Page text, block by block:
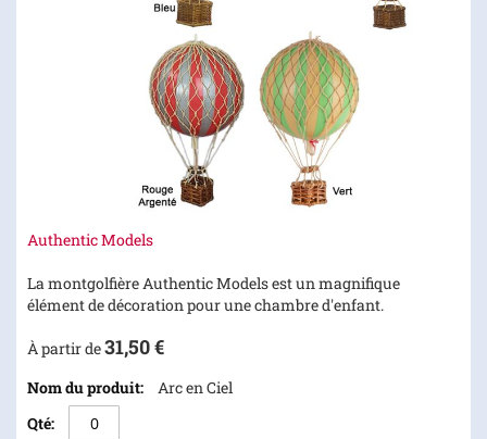
Authentic Models
La montgolfière Authentic Models est un magnifique
élément de décoration pour une chambre d'enfant.
À partir de31,50 €
Articles
produit
Arc en Ciel
Skip
the
beginning
the
gallery